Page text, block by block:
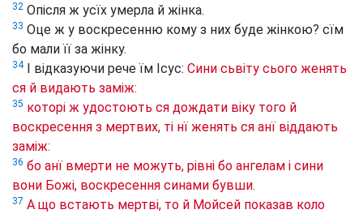
32 Опісля ж усїх умерла й жінка.
33 Оце ж у воскресенню кому з них буде жінкою? сїм
бо мали її за жінку.
34І відказуючи рече їм Ісус: Сини сьвіту сього женять
ся й видають заміж:
35 которі ж удостоють ся дождати віку того й
воскресення з мертвих, ті нї женять ся анї віддають
заміж:
36 бо анї вмерти не можуть, рівні бо ангелам і сини
вони Божі, воскресення синами бувши.
37 А що встають мертві, то й Мойсей показав коло